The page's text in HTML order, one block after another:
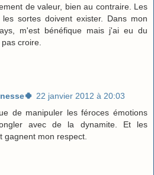
de valeur, bien au contraire. Les
sortes doivent exister. Dans mon
m'est bénéfique mais j'ai eu du
croire.
22 janvier 2012 à 20:03
de manipuler les féroces émotions
avec de la dynamite. Et les
gagnent mon respect.